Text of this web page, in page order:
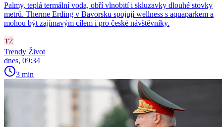
Palmy, teplá termální voda, obří vlnobití i skluzavky dlouhé stovky
metrů. Therme Erding v Bavorsku spojují wellness s aquaparkem a
mohou být zajímavým cílem i pro české návštěvníky.
Trendy Život
dnes, 09:34
3 min